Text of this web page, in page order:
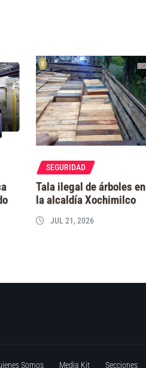
SEGURIDAD
Tala ilegal de árboles en
la alcaldía Xochimilco
JUL 21, 2026
Somos Media Kit Secciones